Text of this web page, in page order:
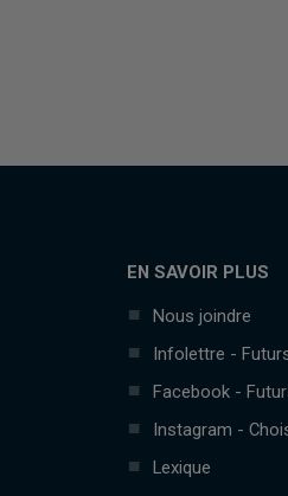
EN SAVOIR PLUS
Nous joindre
Infolettre -
Facebook -
Instagram -
Lexique